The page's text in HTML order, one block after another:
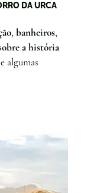
DA URCA
, banheiros,
a história
algumas